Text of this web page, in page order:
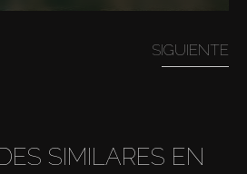
SIGUIENTE
SIMILARES EN